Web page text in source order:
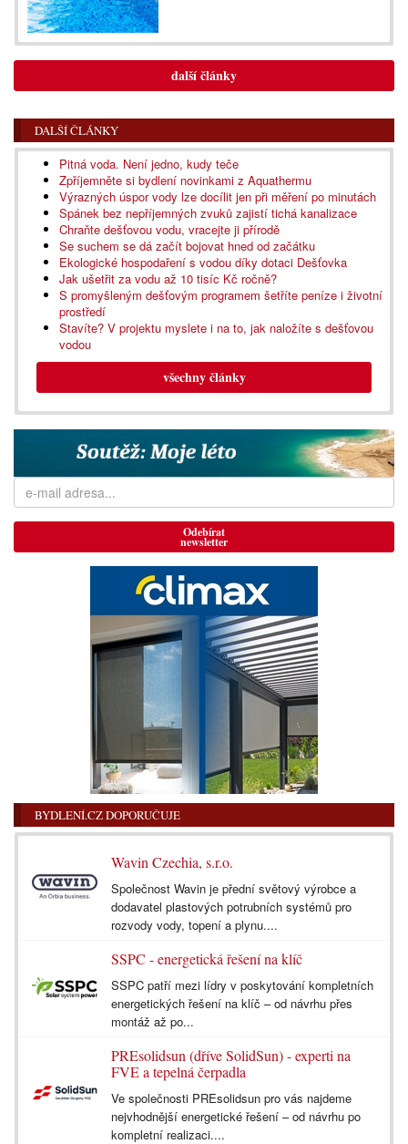
další články
DALŠÍ ČLÁNKY
Pitná voda. Není jedno, kudy teče
Zpříjemněte si bydlení novinkami z Aquathermu
Výrazných úspor vody lze docílit jen při měření po minutách
Spánek bez nepříjemných zvuků zajistí tichá kanalizace
Chraňte dešťovou vodu, vracejte ji přírodě
Se suchem se dá začít bojovat hned od začátku
Ekologické hospodaření s vodou díky dotaci Dešťovka
Jak ušetřit za vodu až 10 tisíc Kč ročně?
S promyšleným dešťovým programem šetříte peníze i životní
prostředí
Stavíte? V projektu myslete i na to, jak naložíte s dešťovou
vodou
všechny články
Odebírat
newsletter
BYDLENÍ.CZ DOPORUČUJE
Wavin Czechia, s.r.o.
Společnost Wavin je přední světový výrobce a
dodavatel plastových potrubních systémů pro
rozvody vody, topení a plynu....
SSPC - energetická řešení na klíč
SSPC patří mezi lídry v poskytování kompletních
energetických řešení na klíč – od návrhu přes
montáž až po...
PREsolidsun (dříve SolidSun) - experti na
FVE a tepelná čerpadla
Ve společnosti PREsolidsun pro vás najdeme
nejvhodnější energetické řešení – od návrhu po
kompletní realizaci....